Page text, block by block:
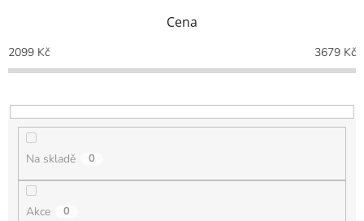
o
d
k
t
Cena
2099 Kč 3679 Kč
Na skladě 0
Akce 0